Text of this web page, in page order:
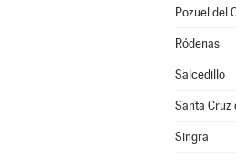
Pozuel del
Ródenas
Salcedillo
Santa Cruz
Singra